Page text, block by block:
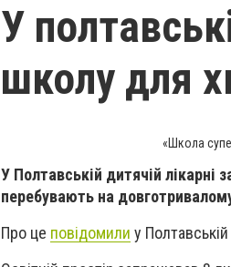
У
школу для
«Школа
У Полтавській дитячій лікарні
перебувають на
Про це повідомили у Полтавській